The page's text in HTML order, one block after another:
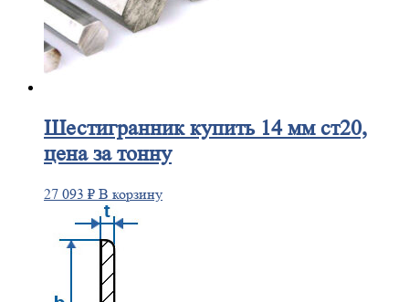
Шестигранниккупить 14 мм ст20,
цена за тонну
27 093 ₽ В корзину